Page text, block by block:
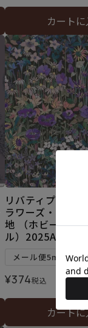
カート
リバティプリン
ラワーズ・スモー
地 （ホビーラホ
ル）2025AW
メール便5mまで可
¥374税込
カート